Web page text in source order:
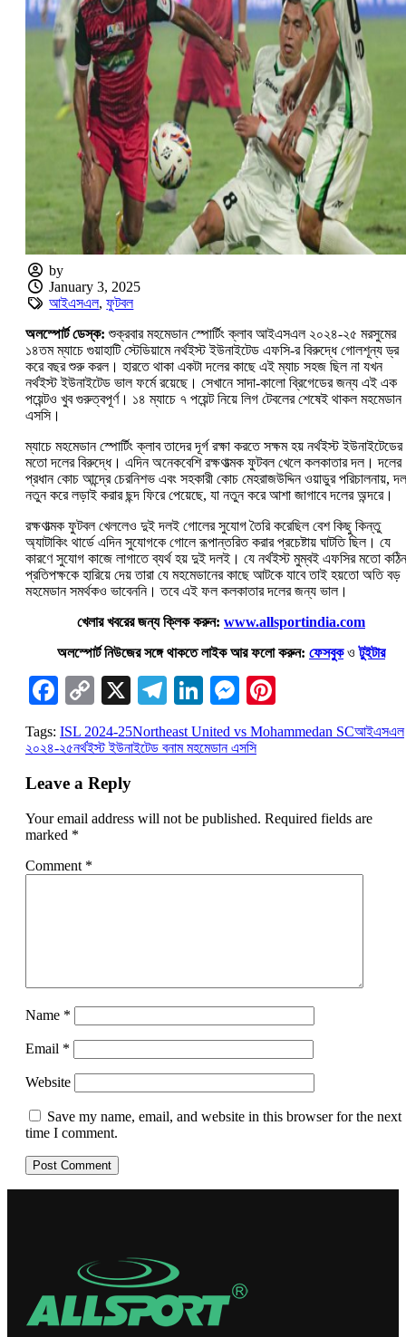
by
January 3, 2025
আইএসএল,ফুটবল
অলস্পোর্ট ডেস্ক:শুক্রবার মহমেডান স্পোর্টিং ক্লাব আইএসএল ২০২৪-২৫ মরসুমের
১৪তম ম্যাচে গুয়াহাটি স্টেডিয়ামে নর্থইস্ট ইউনাইটেড এফসি-র বিরুদ্ধে গোলশূন্য ড্র
করে বছর শুরু করল। হারতে থাকা একটা দলের কাছে এই ম্যাচ সহজ ছিল না যখন
নর্থইস্ট ইউনাইটেড ভাল ফর্মে রয়েছে। সেখানে সাদা-কালো ব্রিগেডের জন্য এই এক
পয়েন্টও খুব গুরুত্বপূর্ণ। ১৪ ম্যাচে ৭ পয়েন্ট নিয়ে লিগ টেবলের শেষেই থাকল মহমেডান
এসসি।
ম্যাচে মহমেডান স্পোর্টিং ক্লাব তাদের দূর্গ রক্ষা করতে সক্ষম হয় নর্থইস্ট ইউনাইটেডের
মতো দলের বিরুদ্ধে। এদিন অনেকবেশি রক্ষণাত্মক ফুটবল খেলে কলকাতার দল। দলের
প্রধান কোচ আন্দ্রে চেরনিশভ এবং সহকারী কোচ মেহরাজউদ্দিন ওয়াডুর পরিচালনায়,
নতুন করে লড়াই করার ছন্দ ফিরে পেয়েছে, যা নতুন করে আশা জাগাবে দলের অন্দরে।
রক্ষণাত্মক ফুটবল খেললেও দুই দলই গোলের সুযোগ তৈরি করেছিল বেশ কিছু কিন্তু
অ্যাটাকিং থার্ডে এদিন সুযোগকে গোলে রূপান্তরিত করার প্রচেষ্টায় ঘাটতি ছিল। যে
কারণে সুযোগ কাজে লাগাতে ব্যর্থ হয় দুই দলই। যে নর্থইস্ট মুম্বই এফসির মতো কঠিন
প্রতিপক্ষকে হারিয়ে দেয় তারা যে মহমেডানের কাছে আটকে যাবে তাই হয়তো অতি বড়
মহমেডান সমর্থকও ভাবেননি। তবে এই ফল কলকাতার দলের জন্য ভাল।
খেলার খবরের জন্য ক্লিক করুন: www.allsportindia.com
অলস্পোর্ট নিউজের সঙ্গে থাকতে লাইক আর ফলো করুন: ফেসবুকওটুইটার
Facebook
Copy
Link
X Telegram
LinkedIn
Messenger
Tags: ISL 2024-25Northeast United vs Mohammedan SCআইএসএল
২০২৪-২৫নর্থইস্ট ইউনাইটেড বনাম মহমেডান এসসি
Leave a Reply
Your email address will not be published. Required fields are
marked *
Comment *
Name *
Email *
Website
Save my name, email, and website in this browser for the next
time I comment.